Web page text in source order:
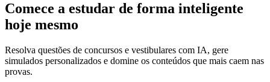
Comece a estudar de forma inteligente
hoje mesmo
Resolva questões de concursos e vestibulares com IA, gere
simulados personalizados e domine os conteúdos que mais caem nas
provas.